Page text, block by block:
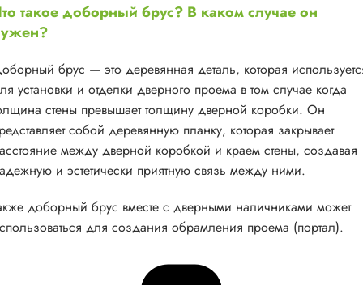
такое доборный брус? В каком случае он
брус — это деревянная деталь, которая
установки и отделки дверного проема в том случае когда
стены превышает толщину дверной коробки. Он
собой деревянную планку, которая закрывает
между дверной коробкой и краем стены, создавая
и эстетически приятную связь между ними.
доборный брус вместе с дверными наличниками может
для создания обрамления проема (портал).